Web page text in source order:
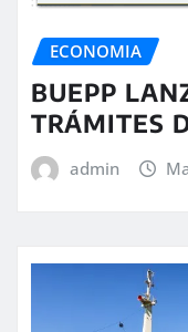
ECONOMIA
BUEPP
TRÁMITES
admin